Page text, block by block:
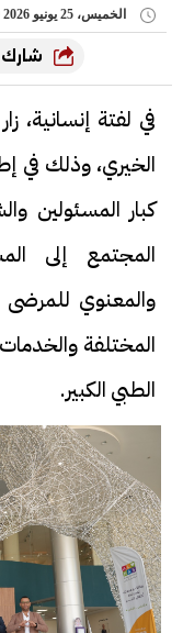
الخميس، 25 يونيو 2026 07:29 م
شارك
في لفتة إنسانية،
الخيري، وذلك في
كبار المسئولين
المجتمع إلى
والمعنوي للمرضى
المختلفة
الطبي الكبير.